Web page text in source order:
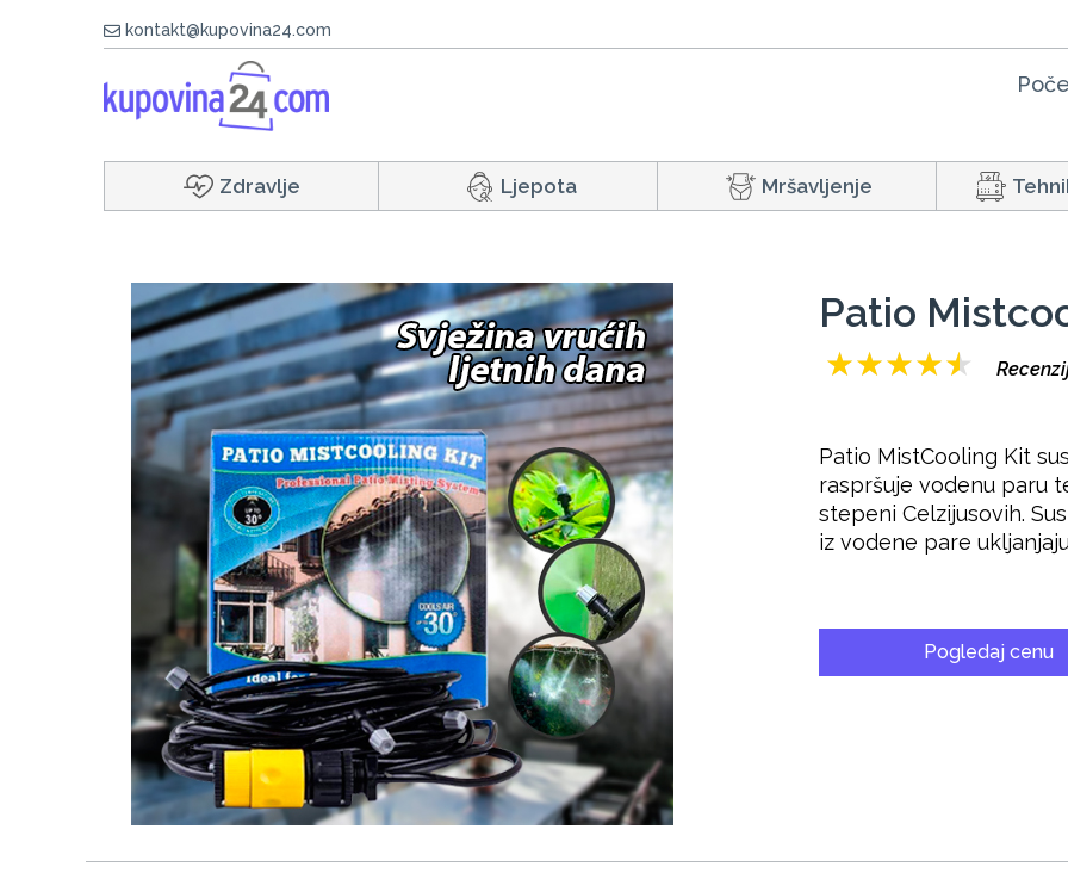
kontakt@kupovina24.com
Zdravlje Ljepota Mršavljenje
Patio
★★★★★
Patio MistCooling Kit
raspršuje vodenu paru
stepeni Celzijusovih.
iz vodene pare
Pogledaj cenu